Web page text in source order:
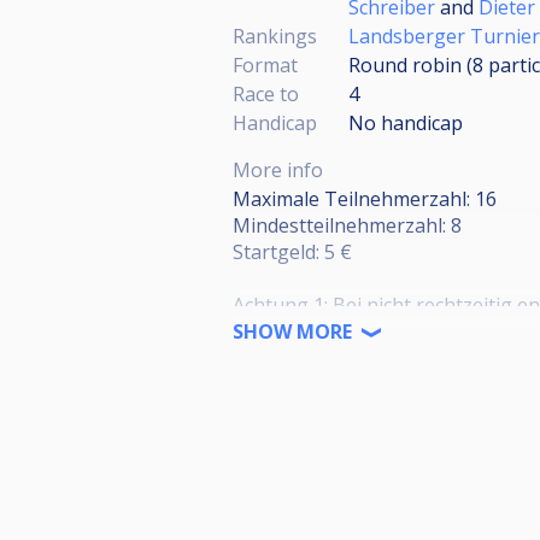
Schreiberand
Rankings
Landsberger
Format
Round robin (8
Race to
4
Handicap
No handicap
More info
Maximale Teilnehmerzahl: 16
Mindestteilnehmerzahl: 8
Startgeld: 5 €
Achtung 1: Bei nicht rechtzeitig
gesperrt. Im Wiederholungsfall
SHOW MORE